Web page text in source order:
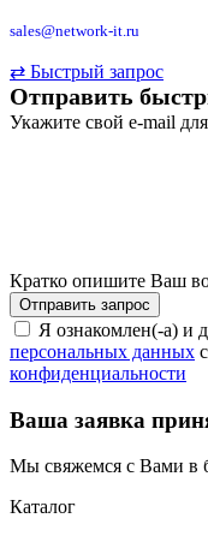
sales@network-it.ru
⇄ Быстрый запрос
Отправить
Укажите свой e-mail для
Кратко опишите Ваш
Я ознакомлен(-а) и
персональных данных
конфиденциальности
Ваша заявка
Мы свяжемся с Вами в
Каталог